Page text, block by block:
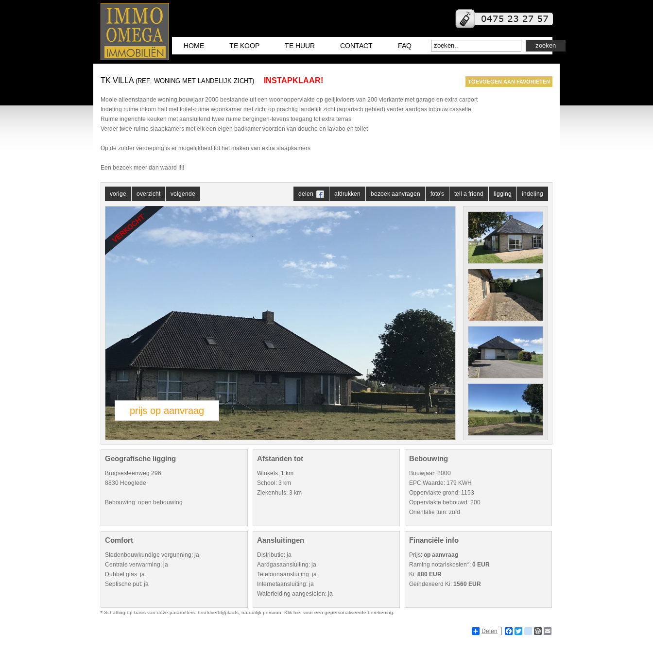
HOME TE KOOP TE HUUR CONTACT FAQ
TOEVOEGEN AAN FAVORIETEN
TK VILLA (REF: WONING MET LANDELIJK ZICHT) INSTAPKLAAR!
Mooie alleenstaande woning,bouwjaar 2000 bestaande uit een woonoppervlakte op gelijkvloers van 200 vierkante met garage en extra carport
Indeling ruime inkom hall met toilet-ruime woonkamer met zicht op prachtig landelijk zicht (agrarisch gebied) verder aardgas inbouw cassette
Ruime ingerichte keuken met aansluitend twee ruime bergingen-tevens toegang tot extra terras
Verder twee ruime slaapkamers met elk een eigen badkamer voorzien van douche en lavabo en toilet
Op de zolder verdieping is er mogelijkheid tot het maken van extra slaapkamers
Een bezoek meer dan waard !!!!
prijs op aanvraag
vorige overzicht volgende delen afdrukken bezoek aanvragen foto's tell a friend ligging indeling
Geografische ligging
Brugsesteenweg 296
8830 Hooglede
Bebouwing: open bebouwing
Afstanden tot
Winkels: 1 km
School: 3 km
Ziekenhuis: 3 km
Bebouwing
Bouwjaar: 2000
EPC Waarde: 179 KWH
Oppervlakte grond: 1153
Oppervlakte bebouwd: 200
Oriëntatie tuin: zuid
Comfort
Stedenbouwkundige vergunning: ja
Centrale verwarming: ja
Dubbel glas: ja
Septische put: ja
Aansluitingen
Distributie: ja
Aardgasaansluiting: ja
Telefoonaansluiting: ja
Internetaansluiting: ja
Waterleiding aangesloten: ja
Financiële info
Prijs: op aanvraag
Raming notariskosten*: 0 EUR
Ki: 880 EUR
Geïndexeerd Ki: 1560 EUR
* Schatting op basis van deze parameters: hoofdverblijfplaats, natuurlijk persoon. Klik hier voor een gepersonaliseerde berekening.
Delen Facebook
TwitternetlogWordPress